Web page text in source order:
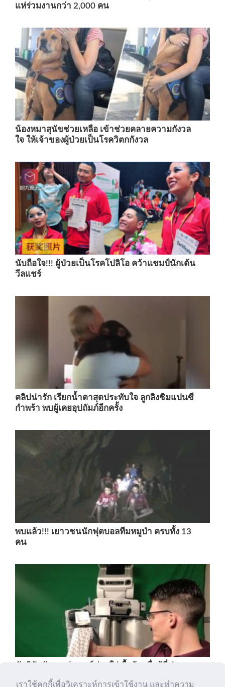
แห่ร่วมงานกว่า 2,000 คน
น้องหมาสุนัขช่วยเหลือ เข้าช่วยคลายความกังวล
ใจ ให้เจ้าของผู้ป่วยเป็นโรควิตกกังวล
นับถือใจ!!! ผู้ป่วยเป็นโรคโปลิโอ คว้าแชมป์นักเต้น
วีลแชร์
คลิปน่ารัก เรียกน้ำตาสุดประทับใจ ลูกลิงชิมแปนซี
กำพร้า พบผู้เคยอุปถัมภ์อีกครั้ง
พบแล้ว!!! เยาวชนนักฟุตบอลทีมหมูป่า ครบทั้ง 13
คน
เราใช้คุกกี้เพื่อวิเคราะห์การเข้าใช้งาน และทำความ